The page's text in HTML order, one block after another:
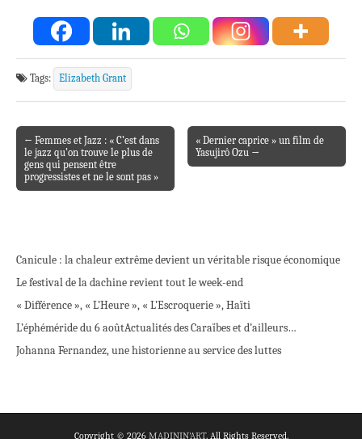
Tags: Elizabeth Grant
Post navigation
← Femmes et Jazz : « C’est dans
le jazz qu’on trouve le plus de
gens qui pensent être
progressistes et ne le sont pas »
« Dernier caprice » un film de
Yasujirô Ozu →
Canicule : la chaleur extrême devient un véritable risque économique
Le festival de la dachine revient tout le week-end
« Différence », « L’Heure », « L’Escroquerie », Haïti
L’éphéméride du 6 aoûtActualités des Caraïbes et d’ailleurs…
Johanna Fernandez, une historienne au service des luttes
Copyright © 2026 MADININ'ART. All Rights Reserved.